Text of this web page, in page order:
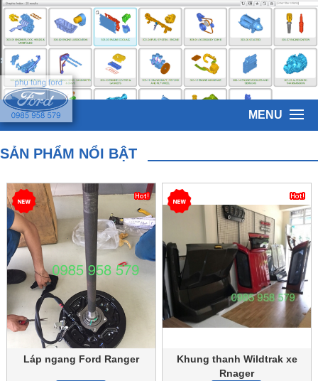
MENU
SẢN PHẨM NỔI BẬT
Láp ngang Ford Ranger
Khung thanh Wildtrak xe
Rnager